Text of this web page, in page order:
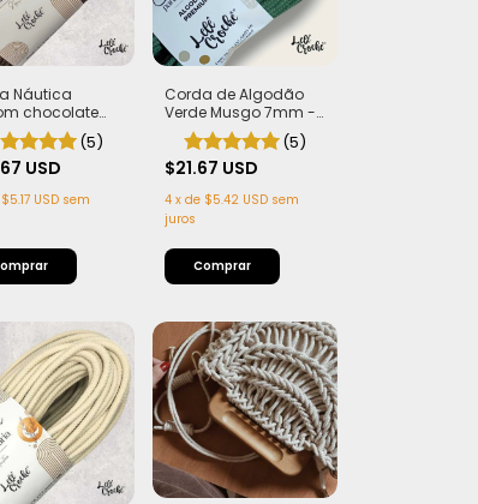
Náutica
chocolate
com Alma -
macia e Leve | 50
(5)
USD
$5.17 USD sem
Corda de Algodão
Verde Musgo 7mm -
50m
(5)
$21.67 USD
4 x de $5.42 USD sem
juros